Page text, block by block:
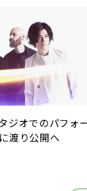
ジオでのパフォ
渡り公開へ